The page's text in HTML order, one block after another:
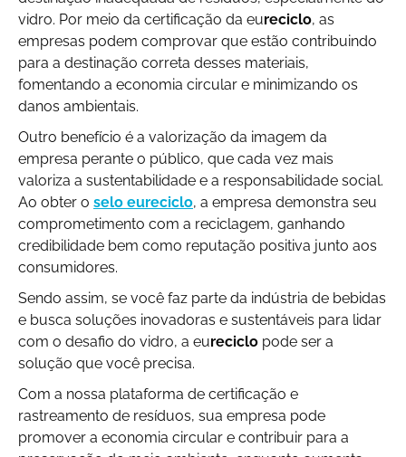
vidro. Por meio da certificação da eureciclo, as
empresas podem comprovar que estão contribuindo
para a destinação correta desses materiais,
fomentando a economia circular e minimizando os
danos ambientais.
Outro benefício é a valorização da imagem da
empresa perante o público, que cada vez mais
valoriza a sustentabilidade e a responsabilidade social.
Ao obter o selo eureciclo, a empresa demonstra seu
comprometimento com a reciclagem, ganhando
credibilidade bem como reputação positiva junto aos
consumidores.
Sendo assim, se você faz parte da indústria de bebidas
e busca soluções inovadoras e sustentáveis para lidar
com o desafio do vidro, a eureciclo pode ser a
solução que você precisa.
Com a nossa plataforma de certificação e
rastreamento de resíduos, sua empresa pode
promover a economia circular e contribuir para a